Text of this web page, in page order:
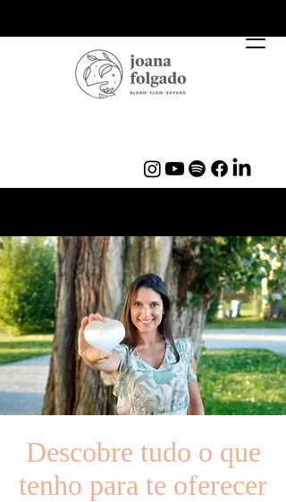
Descobre tudo o que
tenho para te oferecer